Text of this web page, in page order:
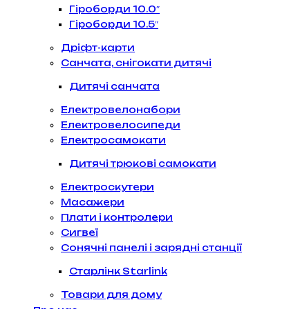
Гіроборди 10.0″
Гіроборди 10.5″
Дріфт-карти
Санчата, снігокати дитячі
Дитячі санчата
Електровелонабори
Електровелосипеди
Електросамокати
Дитячі трюкові самокати
Електроскутери
Масажери
Плати і контролери
Сигвеї
Сонячні панелі і зарядні станції
Старлінк Starlink
Товари для дому